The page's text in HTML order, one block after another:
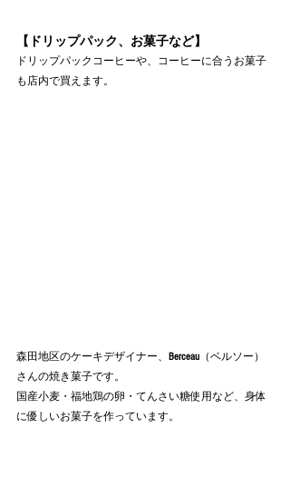
【ドリップパック、お菓子など】
ドリップパックコーヒーや、コーヒーに合うお菓子
も店内で買えます。
森田地区のケーキデザイナー、 Berceau （ベルソー）
さんの焼き菓子です。
国産小麦・福地鶏の卵・てんさい糖使用など、身体
に優しいお菓子を作っています。